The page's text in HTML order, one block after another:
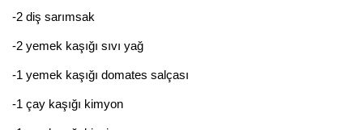
-2 diş sarımsak
-2 yemek kaşığı sıvı yağ
-1 yemek kaşığı domates salçası
-1 çay kaşığı kimyon